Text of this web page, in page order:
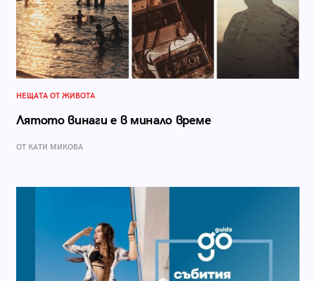
НЕЩАТА ОТ ЖИВОТА
Лятото винаги е в минало време
ОТ КАТИ МИКОВА